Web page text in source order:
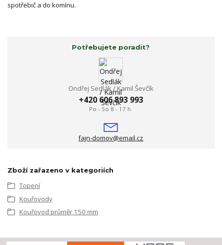
spotřebič a do komínu.
Potřebujete poradit?
Ondřej Sedlák / Kamil Ševčík
+420 606 893 993
Po - So 8 - 17 h.
fajn-domov@email.cz
Zboží zařazeno v kategoriích
Topení
Kouřovody
Kouřovod průměr 150 mm